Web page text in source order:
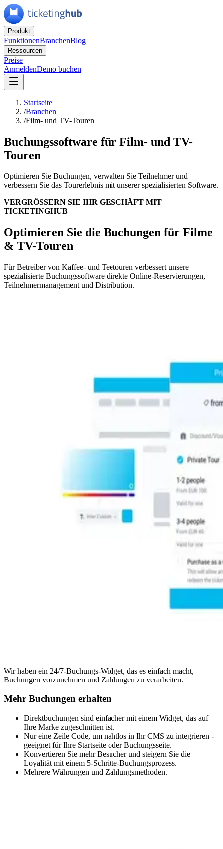
Produkt
FunktionenBranchenBlog
Ressourcen
Preise
AnmeldenDemo buchen
Startseite
/Branchen
/Film- und TV-Touren
Buchungssoftware für Film- und TV-
Touren
Optimieren Sie Buchungen, verwalten Sie Teilnehmer und
verbessern Sie das Tourerlebnis mit unserer spezialisierten Software.
VERGRÖSSERN SIE IHR GESCHÄFT MIT
TICKETINGHUB
Optimieren Sie die Buchungen für Filme
& TV-Touren
Für Betreiber von Kaffee- und Teetouren verbessert unsere
spezialisierte Buchungssoftware direkte Online-Reservierungen,
Teilnehmermanagement und Distribution.
Wir haben ein 24/7-Buchungs-Widget, das es einfach macht,
Buchungen vorzunehmen und Zahlungen zu verarbeiten.
Mehr Buchungen erhalten
Direktbuchungen sind einfacher mit einem Widget, das auf
Ihre Marke zugeschnitten ist.
Nur eine Zeile Code, um nahtlos in Ihr CMS zu integrieren -
geeignet für Ihre Startseite oder Buchungsseite.
Konvertieren Sie mehr Besucher und steigern Sie die
Loyalität mit einem 5-Schritte-Buchungsprozess.
Mehrere Währungen und Zahlungsmethoden.